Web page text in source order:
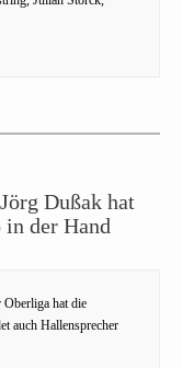
Dußak hat
der Hand
hat die
auch Hallensprecher